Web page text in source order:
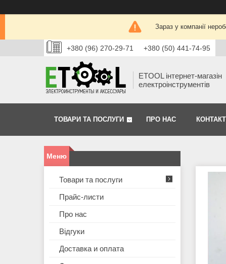
Зараз у компанії
+380 (96) 270-29-71 +380 (50) 441-74-95
ETOOL інтернет-магазін
електроінструментів
ТОВАРИ ТА ПОСЛУГИ ПРО НАС
Товари та послуги
Прайс-листи
Про нас
Відгуки
Доставка и оплата